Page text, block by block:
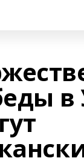
в